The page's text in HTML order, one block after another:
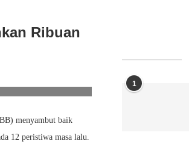
Ribuan
menyambut baik
12 peristiwa masa lalu.
1